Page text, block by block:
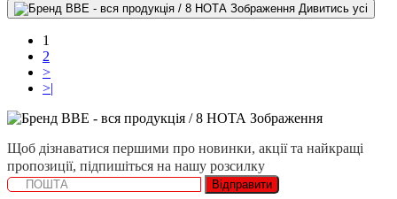
Дивитись усі
1
2
>
>|
Щоб дізнаватися першими про новинки, акції та найкращі
пропозиції, підпишіться на нашу розсилку
Відправити